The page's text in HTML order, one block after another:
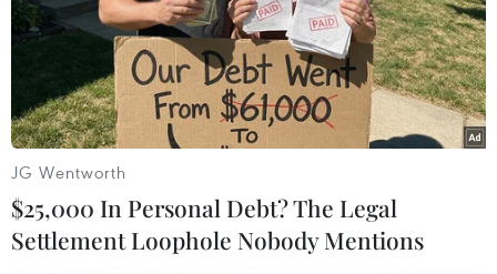
JG Wentworth
$25,000 In Personal Debt? The Legal
Settlement Loophole Nobody Mentions